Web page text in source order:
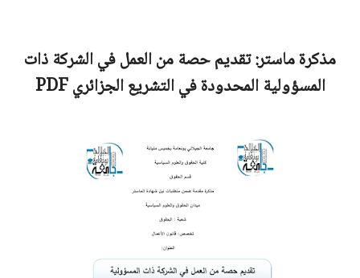
مذكرة ماستر:تقديم حصة من العمل في الشركة ذات
المسؤولية المحدودة في التشريع الجزائريPDF